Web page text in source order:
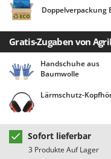
Bürsten für den
D Dampfreiniger
E
Elektrische
Erdbohrer
Barbieri
Benassi
Beper
Bernardi
Besser Vacuum
Bestway
Doppelverpackung
Gratis-Zugaben von
Handschuhe aus
Baumwolle
Lärmschutz-
Sofort lieferbar
3 Produkte Auf Lager